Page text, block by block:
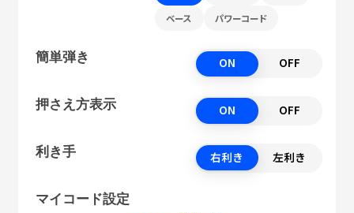
ベース パワーコード
簡単弾き ON OFF
押さえ方表示 ON OFF
利き手 右利き 左利き
マイコード設定